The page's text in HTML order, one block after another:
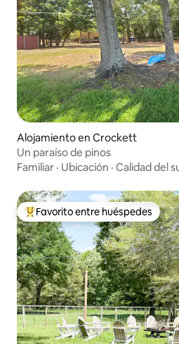
Alojamiento en Crockett
Un paraíso de pinos
Familiar · Ubicación · Calidad del
Favorito entre huéspedes
Favorito entre huéspedes